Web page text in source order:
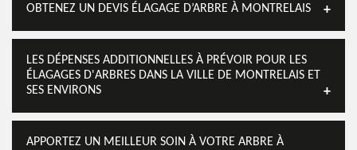
OBTENEZ UN DEVIS ÉLAGAGE D’ARBRE À MONTRELAIS
LES DÉPENSES ADDITIONNELLES À PRÉVOIR POUR LES
ÉLAGAGES D'ARBRES DANS LA VILLE DE MONTRELAIS ET
SES ENVIRONS
APPORTEZ UN MEILLEUR SOIN À VOTRE ARBRE À